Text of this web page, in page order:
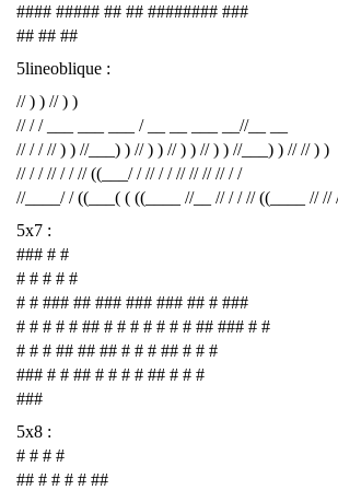
#### ##### ## ## ######## ###
## ## ##
5lineoblique :
// ) ) // ) )
// / / ___ ___ ___ / __ __ ___ __//__ __
// / / // ) ) //___) ) // ) ) // ) ) // ) ) //___) ) // // ) )
// / / // / / // ((___/ / // / / // // // // / /
//____/ / ((___( ( ((____ //__ // / / // ((____ // //
5x7 :
### # #
# # # # #
# # ### ## ### ### ### ## # ###
# # # # # ## # # # # # # # ## ### # #
# # # ## ## ## # # # ## # # #
### # # ## # # # # ## # # #
###
5x8 :
# # # #
## # # # # ##